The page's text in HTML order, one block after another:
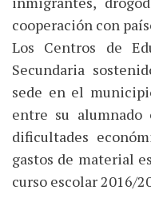
cooperación con
Los Centros de
Secundaria
sede en el
entre su alumnado
dificultades
gastos de material
curso escolar 2016/